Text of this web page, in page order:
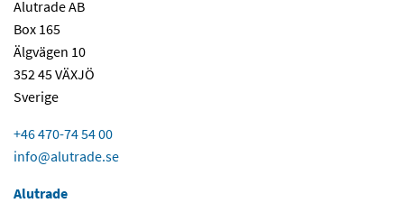
Alutrade AB
Box 165
Älgvägen 10
352 45 VÄXJÖ
Sverige
+46 470-74 54 00
info@alutrade.se
Alutrade